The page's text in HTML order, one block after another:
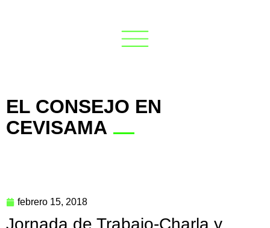
EL CONSEJO EN
CEVISAMA
febrero 15, 2018
Jornada de Trabajo-Charla y